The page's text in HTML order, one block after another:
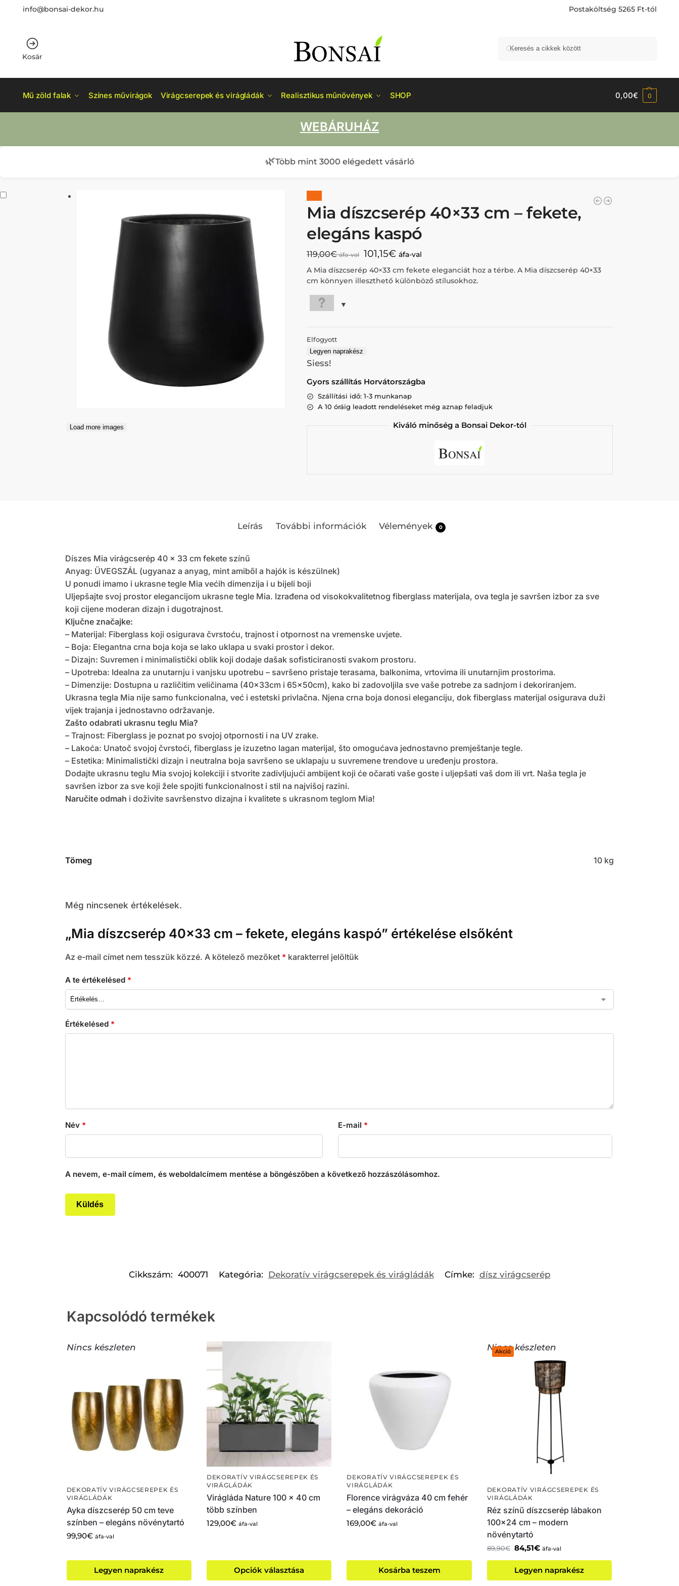
info@bonsai-dekor.hu Postaköltség 5265 Ft-tól
Kosár
Mű zöld falak Színes művirágok Virágcserepek és virágládák Realisztikus műnövények SHOP 0,00€ 0
WEBÁRUHÁZ
🌿Több mint 3000 elégedett vásárló
Load more images
Mia díszcserép 40×33 cm – fekete,
elegáns kaspó
119,00€ áfa-val 101,15€ áfa-val
A Mia díszcserép 40×33 cm fekete eleganciát hoz a térbe. A Mia díszcserép 40×33
cm könnyen illeszthető különböző stílusokhoz.
Elfogyott
Legyen naprakész
Siess!
Gyors szállítás Horvátországba
Szállítási idő: 1-3 munkanap
A 10 óráig leadott rendeléseket még aznap feladjuk
Kiváló minőség a Bonsai Dekor-tól
Leírás További információk Vélemények 0
Díszes Mia virágcserép 40 x 33 cm fekete színű
Anyag: ÜVEGSZÁL (ugyanaz a anyag, mint amiből a hajók is készülnek)
U ponudi imamo i ukrasne tegle Mia većih dimenzija i u bijeli boji
Uljepšajte svoj prostor elegancijom ukrasne tegle Mia. Izrađena od visokokvalitetnog fiberglass materijala, ova tegla je savršen izbor za sve
koji cijene moderan dizajn i dugotrajnost.
Ključne značajke:
– Materijal: Fiberglass koji osigurava čvrstoću, trajnost i otpornost na vremenske uvjete.
– Boja: Elegantna crna boja koja se lako uklapa u svaki prostor i dekor.
– Dizajn: Suvremen i minimalistički oblik koji dodaje dašak sofisticiranosti svakom prostoru.
– Upotreba: Idealna za unutarnju i vanjsku upotrebu – savršeno pristaje terasama, balkonima, vrtovima ili unutarnjim prostorima.
– Dimenzije: Dostupna u različitim veličinama (40x33cm i 65x50cm), kako bi zadovoljila sve vaše potrebe za sadnjom i dekoriranjem.
Ukrasna tegla Mia nije samo funkcionalna, već i estetski privlačna. Njena crna boja donosi eleganciju, dok fiberglass materijal osigurava duži
vijek trajanja i jednostavno održavanje.
Zašto odabrati ukrasnu teglu Mia?
– Trajnost: Fiberglass je poznat po svojoj otpornosti i na UV zrake.
– Lakoća: Unatoč svojoj čvrstoći, fiberglass je izuzetno lagan materijal, što omogućava jednostavno premještanje tegle.
– Estetika: Minimalistički dizajn i neutralna boja savršeno se uklapaju u suvremene trendove u uređenju prostora.
Dodajte ukrasnu teglu Mia svojoj kolekciji i stvorite zadivljujući ambijent koji će očarati vaše goste i uljepšati vaš dom ili vrt. Naša tegla je
savršen izbor za sve koji žele spojiti funkcionalnost i stil na najvišoj razini.
Naručite odmah i doživite savršenstvo dizajna i kvalitete s ukrasnom teglom Mia!
Tömeg 10 kg
Még nincsenek értékelések.
„Mia díszcserép 40×33 cm – fekete, elegáns kaspó” értékelése elsőként
Az e-mail címet nem tesszük közzé. A kötelező mezőket * karakterrel jelöltük
A te értékelésed *
Értékelésed *
Név * E-mail *
A nevem, e-mail címem, és weboldalcímem mentése a böngészőben a következő hozzászólásomhoz.
Cikkszám: 400071 Kategória: Dekoratív virágcserepek és virágládák Címke: dísz virágcserép
Kapcsolódó termékek
Nincs készleten
DEKORATÍV VIRÁGCSEREPEK ÉS
VIRÁGLÁDÁK
Ayka díszcserép 50 cm teve
színben – elegáns növénytartó
99,90€ áfa-val
Legyen naprakész
DEKORATÍV VIRÁGCSEREPEK ÉS
VIRÁGLÁDÁK
Virágláda Nature 100 x 40 cm
több színben
129,00€ áfa-val
Opciók választása
DEKORATÍV VIRÁGCSEREPEK ÉS
VIRÁGLÁDÁK
Florence virágváza 40 cm fehér
– elegáns dekoráció
169,00€ áfa-val
Kosárba teszem
Akció
Nincs készleten
DEKORATÍV VIRÁGCSEREPEK ÉS
VIRÁGLÁDÁK
Réz színű díszcserép lábakon
100×24 cm – modern
növénytartó
89,90€ 84,51€ áfa-val
Legyen naprakész